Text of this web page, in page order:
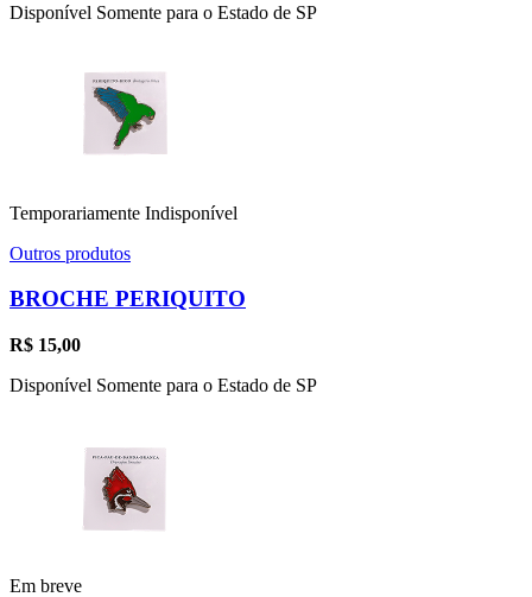
Disponível Somente para o Estado de SP
Temporariamente Indisponível
Outros produtos
BROCHE PERIQUITO
R$ 15,00
Disponível Somente para o Estado de SP
Em breve